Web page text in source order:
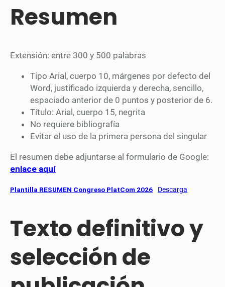
Resumen
Extensión: entre 300 y 500 palabras
Tipo Arial, cuerpo 10, márgenes por defecto del
Word, justificado izquierda y derecha, sencillo,
espaciado anterior de 0 puntos y posterior de 6.
Título: Arial, cuerpo 15, negrita
No requiere bibliografía
Evitar el uso de la primera persona del singular
El resumen debe adjuntarse al formulario de Google:
enlace aquí
Plantilla RESUMEN Congreso PlatCom 2026 Descarga
Texto definitivo y
selección de